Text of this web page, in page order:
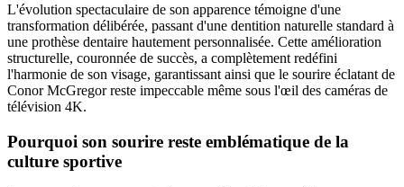
L'évolution spectaculaire de son apparence témoigne d'une
transformation délibérée, passant d'une dentition naturelle standard à
une prothèse dentaire hautement personnalisée. Cette amélioration
structurelle, couronnée de succès, a complètement redéfini
l'harmonie de son visage, garantissant ainsi que le sourire éclatant de
Conor McGregor reste impeccable même sous l'œil des caméras de
télévision 4K.
Pourquoi son sourire reste emblématique de la
culture sportive